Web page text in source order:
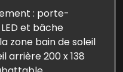
: porte-
et bâche
zone bain de soleil
arrière 200 x 138